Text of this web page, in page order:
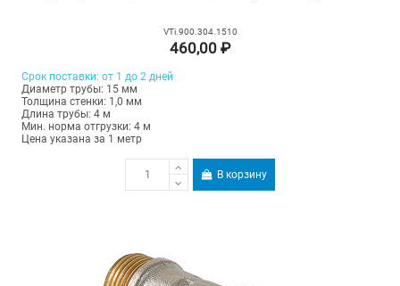
VTi.900.304.1510
460,00 ₽
Срок поставки: от 1 до 2 дней
Диаметр трубы: 15 мм
Толщина стенки: 1,0 мм
Длина трубы: 4 м
Мин. норма отгрузки: 4 м
Цена указана за 1 метр
В корзину